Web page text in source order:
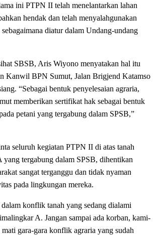
ini PTPN II telah menelantarkan lahan
hendak dan telah menyalahgunakan
diatur dalam Undang-undang
SBSB, Aris Wiyono menyatakan hal itu
Kanwil BPN Sumut, Jalan Brigjend Katamso
“Sebagai bentuk penyelesaian agraria,
memberikan sertifikat hak sebagai bentuk
petani yang tergabung dalam SPSB,”
seluruh kegiatan PTPN II di atas tanah
yang tergabung dalam SPSB, dihentikan
sangat terganggu dan tidak nyaman
pada lingkungan mereka.
konflik tanah yang sedang dialami
A. Jangan sampai ada korban, kami-
gara-gara konflik agraria yang sudah